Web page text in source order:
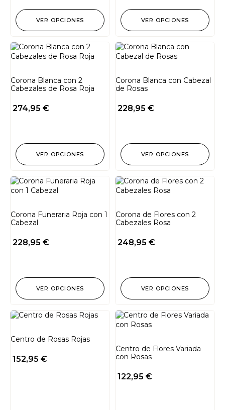
VER OPCIONES VER OPCIONES
Corona Blanca con 2
Cabezales de Rosa Roja
274,95 €
VER OPCIONES
Corona Blanca con Cabezal
de Rosas
228,95 €
VER OPCIONES
Corona Funeraria Roja con 1
Cabezal
228,95 €
VER OPCIONES
Corona de Flores con 2
Cabezales Rosa
248,95 €
VER OPCIONES
Centro de Rosas Rojas
152,95 €
Centro de Flores Variada
con Rosas
122,95 €